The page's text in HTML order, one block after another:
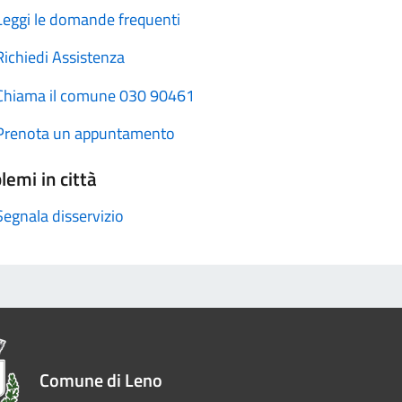
le domande frequenti
Assistenza
il comune 030 90461
un appuntamento
in città
disservizio
Comune di Leno